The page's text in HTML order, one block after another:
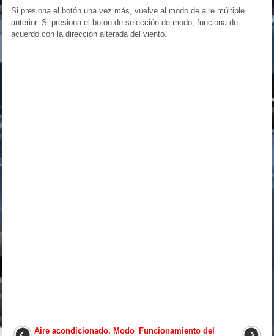
Si presiona el botón una vez más, vuelve al modo de aire múltiple
anterior. Si presiona el botón de selección de modo, funciona de
acuerdo con la dirección alterada del viento.
Aire acondicionado. Modo Funcionamiento del